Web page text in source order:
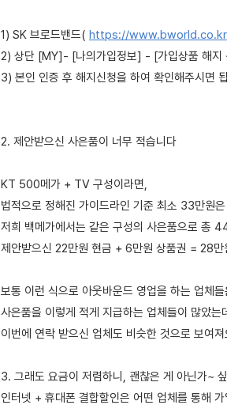
1) SK 브로드밴드( https://
2) 상단 [MY]- [나의가입정보] - [가입상품 해지
3) 본인 인증 후 해지신청을 하여 확인해주시면
2. 제안받으신 사은품이 너무 적습니다
KT 500메가 + TV 구성이라면,
법적으로 정해진 가이드라인 기준 최소 33만원
저희 백메가에서는 같은 구성의 사은품으로 총
제안받으신 22만원 현금 + 6만원 상품권 = 28
보통 이런 식으로 아웃바운드 영업을 하는 업체들
사은품을 이렇게 적게 지급하는 업체들이 많았는
이번에 연락 받으신 업체도 비슷한 것으로 보여
3. 그래도 요금이 저렴하니, 괜찮은 게 아닌가~
인터넷 + 휴대폰 결합할인은 어떤 업체를 통해